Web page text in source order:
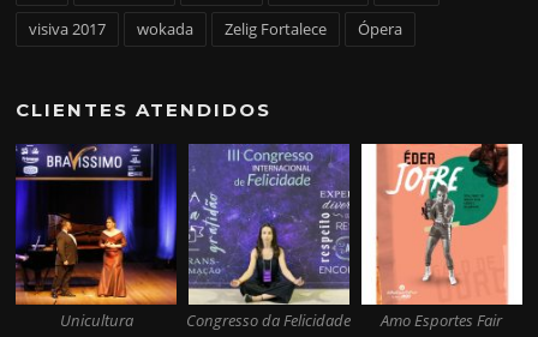
visiva 2017
wokada Zelig Fortalece Ópera
CLIENTES ATENDIDOS
Unicultura Congresso da Felicidade Amo Esportes Fair